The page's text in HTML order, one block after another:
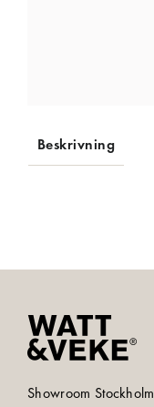
Beskrivning
Showroom Stockholm